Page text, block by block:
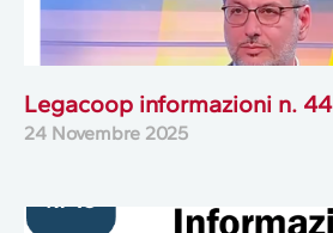
Legacoop informazioni n. 44
24 Novembre 2025